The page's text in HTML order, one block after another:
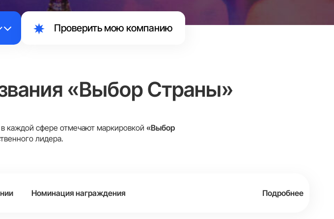
Проверить мою компанию
«Выбор Страны»
каждой сфере отмечают маркировкой«Выбор
лидера.
Номинация награждения Подробнее